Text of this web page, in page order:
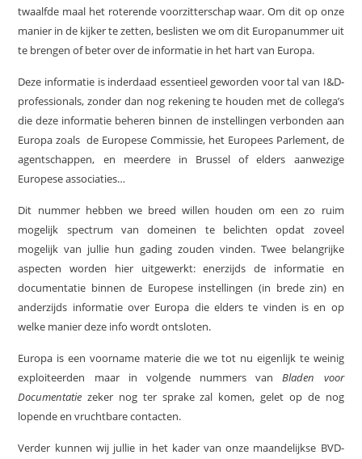
twaalfde maal het roterende voorzitterschap waar. Om dit op onze
manier in de kijker te zetten, beslisten we om dit Europanummer uit
te brengen of beter over de informatie in het hart van Europa.
Deze informatie is inderdaad essentieel geworden voor tal van I&D-
professionals, zonder dan nog rekening te houden met de collega’s
die deze informatie beheren binnen de instellingen verbonden aan
Europa zoals de Europese Commissie, het Europees Parlement, de
agentschappen, en meerdere in Brussel of elders aanwezige
Europese associaties…
Dit nummer hebben we breed willen houden om een zo ruim
mogelijk spectrum van domeinen te belichten opdat zoveel
mogelijk van jullie hun gading zouden vinden. Twee belangrijke
aspecten worden hier uitgewerkt: enerzijds de informatie en
documentatie binnen de Europese instellingen (in brede zin) en
anderzijds informatie over Europa die elders te vinden is en op
welke manier deze info wordt ontsloten.
Europa is een voorname materie die we tot nu eigenlijk te weinig
exploiteerden maar in volgende nummers vanBladen voor
Documentatie zeker nog ter sprake zal komen, gelet op de nog
lopende en vruchtbare contacten.
Verder kunnen wij jullie in het kader van onze maandelijkse BVD-